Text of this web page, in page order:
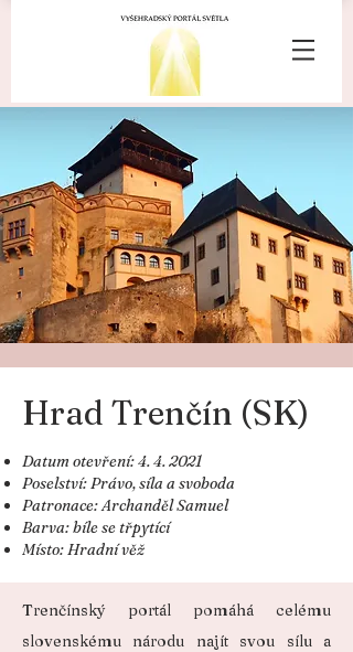
Hrad Trenčín (SK)
Datum otevření: 4. 4. 2021
Poselství: Právo, síla a svoboda
Patronace: Archanděl Samuel
Barva: bíle se třpytící
Místo: Hradní věž
Trenčínský portál pomáhá celému
slovenskému národu najít svou sílu a